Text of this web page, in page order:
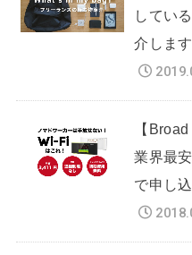
してい
介します
【
業界最
で申し